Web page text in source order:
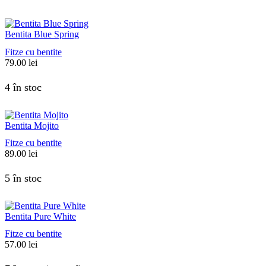
Bentita Blue Spring
Fitze cu bentite
79.00 lei
4 în stoc
Bentita Mojito
Fitze cu bentite
89.00 lei
5 în stoc
Bentita Pure White
Fitze cu bentite
57.00 lei